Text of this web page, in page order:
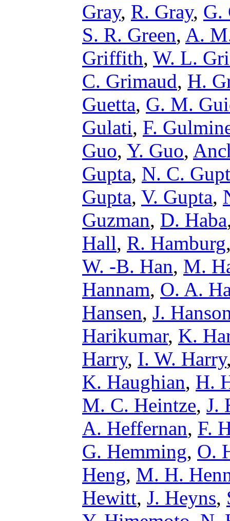
Gray, R. Gray, G.
S. R. Green, A.
Griffith, W. L.
C. Grimaud, H.
Guetta, G. M.
Gulati, F.
Guo, Y. Guo,
Gupta, N. C.
Gupta, V. Gupta,
Guzman, D. Haba
Hall, R. Hamburg
W. -B. Han, M.
Hannam, O. A.
Hansen, J.
Harikumar, K.
Harry, I. W. Harry
K. Haughian, H.
M. C. Heintze, J.
A. Heffernan, F.
G. Hemming, O.
Heng, M. H.
Hewitt, J. Heyns,